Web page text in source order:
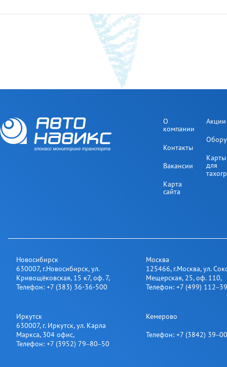
О
компании
Контакты
Вакансии
Карта
сайта
Акции
Карты
для
Новосибирск
630007, г.Новосибирск,ул.
Кривощёковская, 15 к7, оф. 7,
Телефон: +7 (383) 36-36-500
Москва
125466, г.Москва,ул.
Мещерская, 25​, оф. 110,
Телефон: +7 (499)
Иркутск
630007, г. Иркутск,ул. Карла
Маркса, 304 офис,
Телефон: +7 (3952) 79‒80‒50
Кемерово
Телефон: +7 (3842)